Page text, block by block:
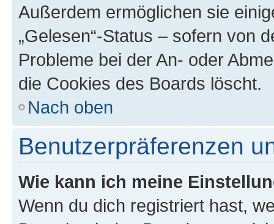
Außerdem ermöglichen sie
„Gelesen“-Status – sofern von
Probleme bei der An- oder
die Cookies des Boards löscht.
Nach oben
Benutzerpräferenzen
Wie kann ich meine
Wenn du dich registriert hast,